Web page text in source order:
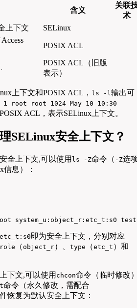
含义
关联
术
上下文
SELinux
POSIX ACL
POSIX ACL（旧版
表示）
上下文和POSIX ACL， ls -l 输出可
root root 1024 May 10 10:30
ACL，表示SELinux上下文。
SELinux安全上下文？
全上下文,可以使用 ls -Z命令（ -Z选
息）：
system_u:object_r:etc_t:s0
即为安全上下文，分别对应
role （object_r）、 type （etc_t ）和
下文,可以使用 chcon命令（临时修改
命令（永久修改，需配合
恢复为默认安全上下文：